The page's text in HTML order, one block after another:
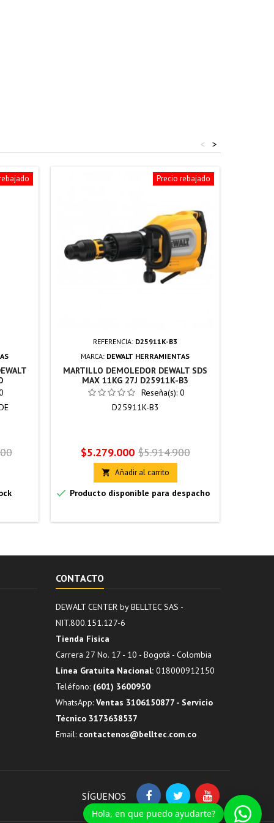
>
<
Precio rebajado
REFERENCIA: D25911K-B3
MARCA: DEWALT HERRAMIENTAS
MARTILLO DEMOLEDOR DEWALT SDS
MAX 11KG 27J D25911K-B3
Reseña(s): 0
D25911K-B3
Precio
$5.279.000 Precio
base
$5.914.900
 Añadir al carrito
 Producto disponible para despacho
CONTACTO
DEWALT CENTER by BELLTEC SAS -
NIT.800.151.127-6
Tienda Fisica
Carrera 27 No. 17 - 10 - Bogotá - Colombia
Línea Gratuita Nacional: 018000912150
Teléfono: (601) 3600950
WhatsApp: Ventas 3106150877 - Servicio
Técnico 3173638537
Email: contactenos@belltec.com.co
SÍGUENOS
Hola, en que puedo ayudarte?